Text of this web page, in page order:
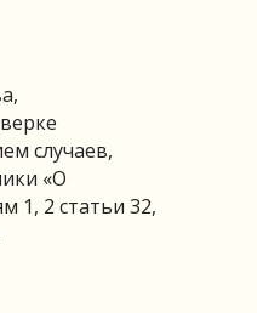
случаев,
«О
1, 2 статьи 32,